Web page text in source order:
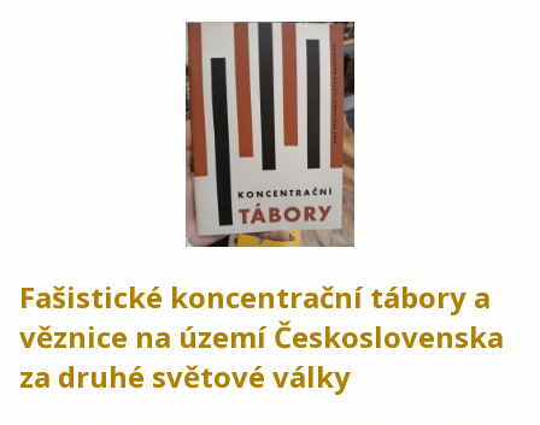
Fašistické koncentrační tábory a
věznice na území Československa
za druhé světové války